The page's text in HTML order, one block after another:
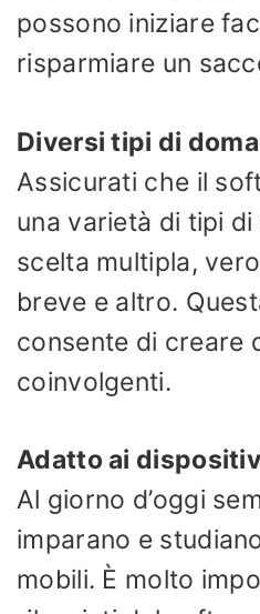
possono iniziare
risparmiare un
Diversi tipi di
Assicurati che il
una varietà di tipi
scelta multipla,
breve e altro.
consente di creare
coinvolgenti.
Adatto ai
Al giorno d’oggi
imparano e
mobili. È molto